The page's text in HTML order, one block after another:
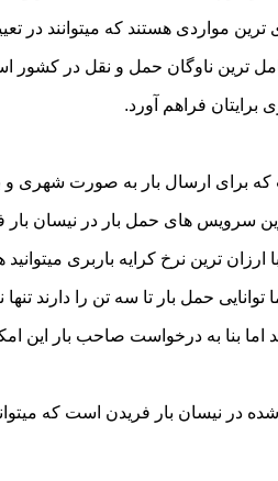
ترین مواردی هستند که میتوانند در
ترین ناوگان حمل و نقل در کشور
برایتان فراهم آورد.
برای ارسال بار به صورت شهری و
سرویس های حمل بار در نیسان بار
ترین نرخ کرایه باربری
اما بنا به درخواست صاحب بار
در نیسان بار فریدن است که